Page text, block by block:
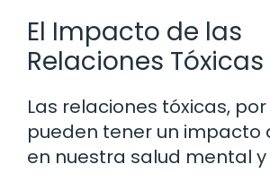
El Impacto de las
Relaciones Tóxicas
Las relaciones tóxicas,
pueden tener un impacto
en nuestra salud mental y